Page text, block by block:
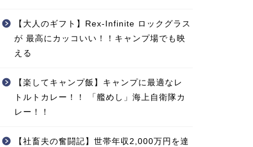
【大人のギフト】Rex-Infinite ロックグラス
が 最高にカッコいい！！キャンプ場でも映
える
【楽してキャンプ飯】キャンプに最適なレ
トルトカレー！！ 「艦めし」海上自衛隊カ
レー！！
【社畜夫の奮闘記】世帯年収2,000万円を達